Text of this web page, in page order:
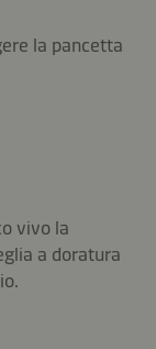
la pancetta
vivo la
a doratura